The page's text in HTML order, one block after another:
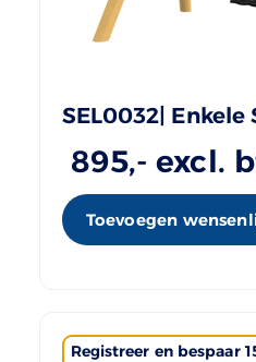
SEL0032|
895,- excl.
Toevoegen
Registreer en bespaar